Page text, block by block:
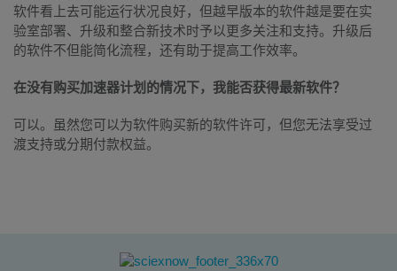
软件看上去可能运行状况良好，但越早版本的软件越是要在实
验室部署、升级和整合新技术时予以更多关注和支持。升级后
的软件不但能简化流程，还有助于提高工作效率。
在没有购买加速器计划的情况下，我能否获得最新软件？
可以。虽然您可以为软件购买新的软件许可，但您无法享受过
渡支持或分期付款权益。